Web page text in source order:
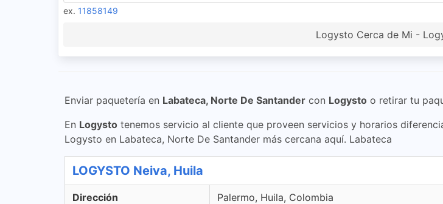
ex. 11858149
Logysto Cerca de Mi -
Enviar paquetería en Labateca, Norte De Santander con Logysto o retirar tu
En Logysto tenemos servicio al cliente que proveen servicios y horarios
Logysto en Labateca, Norte De Santander más cercana aquí. Labateca
LOGYSTO Neiva, Huila
Dirección Palermo, Huila, Colombia